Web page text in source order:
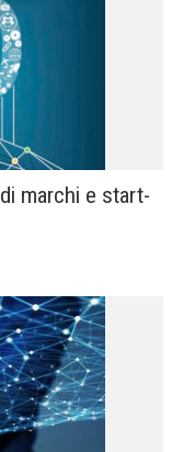
marchi e start-